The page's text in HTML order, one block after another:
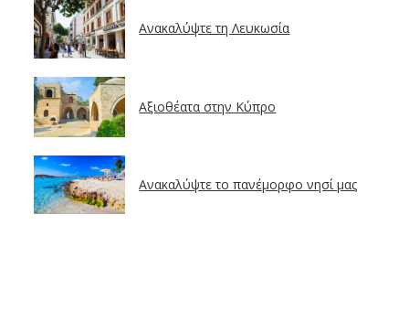
Ανακαλύψτε τη Λευκωσία
Αξιοθέατα στην Κύπρο
Ανακαλύψτε το πανέμορφο νησί μας